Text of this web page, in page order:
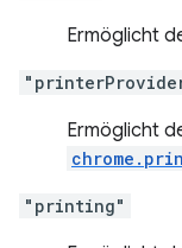
Ermöglicht
Ermöglicht
"printing"